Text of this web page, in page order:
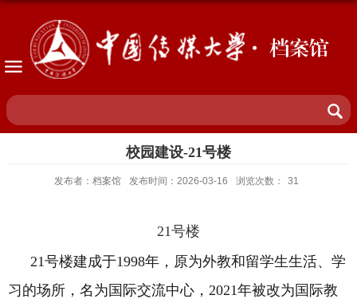
· 档案馆
校园建设-21号楼
发布者：档案馆 发布时间：2026-03-16 浏览次数： 31
21号楼
21号楼建成于1998年，原为外教和留学生生活、学
习的场所，名为国际交流中心， 2021年被改为国际教